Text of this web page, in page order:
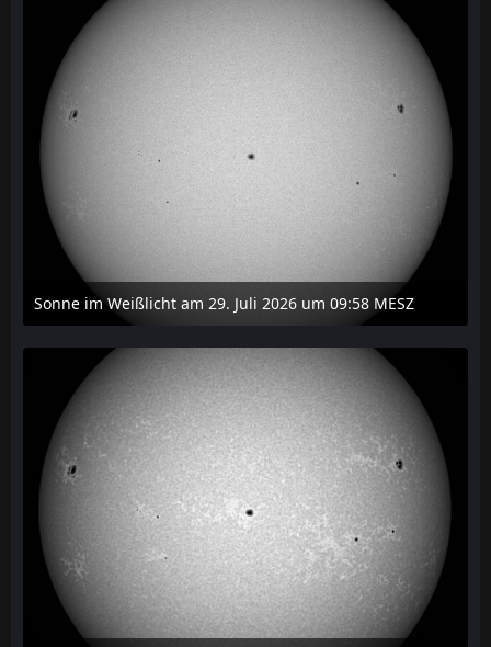
Sonne im Weißlicht am 29. Juli 2026 um 09:58 MESZ
31. Juli 2026 um 20:03